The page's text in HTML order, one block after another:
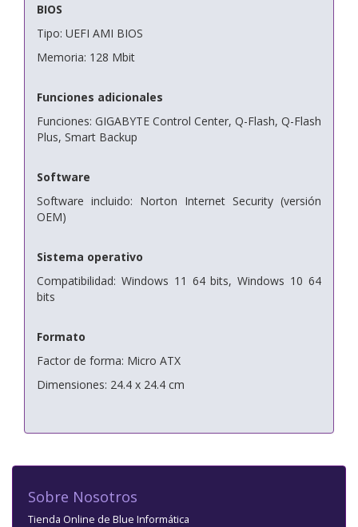
BIOS
Tipo: UEFI AMI BIOS
Memoria: 128 Mbit
Funciones adicionales
Funciones: GIGABYTE Control Center, Q-Flash, Q-Flash
Plus, Smart Backup
Software
Software incluido: Norton Internet Security (versión
OEM)
Sistema operativo
Compatibilidad: Windows 11 64 bits, Windows 10 64
bits
Formato
Factor de forma: Micro ATX
Dimensiones: 24.4 x 24.4 cm
Sobre Nosotros
Tienda Online de Blue Informática